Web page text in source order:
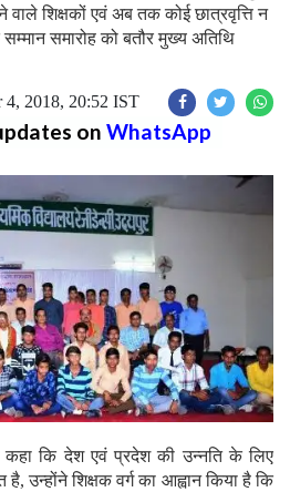
शिक्षकों एवं अब तक कोई छात्रवृत्ति न
सम्मान समारोह को बतौर मुख्य अतिथि
4, 2018, 20:52 IST
on WhatsApp
कहा कि देश एवं प्रदेश की उन्नति के लिए
उन्होंने शिक्षक वर्ग का आह्वान किया है कि